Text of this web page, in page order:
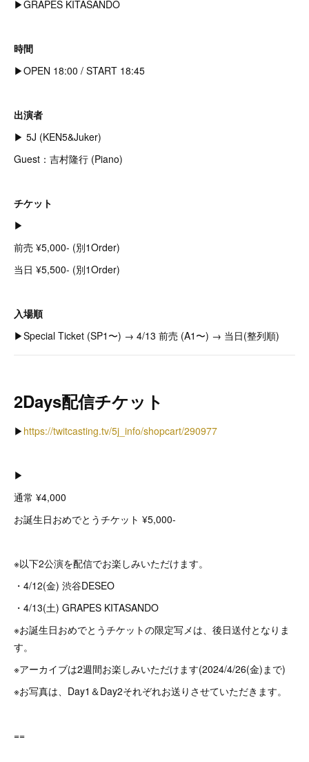
▶︎GRAPES KITASANDO
時間
▶︎OPEN 18:00 / START 18:45
出演者
▶︎ 5J (KEN5&Juker)
Guest：吉村隆行 (Piano)
チケット
▶︎
前売 ¥5,000- (別1Order)
当日 ¥5,500- (別1Order)
入場順
▶︎Special Ticket (SP1〜) → 4/13 前売 (A1〜) → 当日(整列順)
2Days配信チケット
▶︎ https://twitcasting.tv/5j_info/shopcart/290977
▶︎
通常 ¥4,000
お誕生日おめでとうチケット ¥5,000-
※以下2公演を配信でお楽しみいただけます。
・4/12(金) 渋谷DESEO
・4/13(土) GRAPES KITASANDO
※お誕生日おめでとうチケットの限定写メは、後日送付となりま
す。
※アーカイブは2週間お楽しみいただけます(2024/4/26(金)まで)
※お写真は、Day1＆Day2それぞれお送りさせていただきます。
==